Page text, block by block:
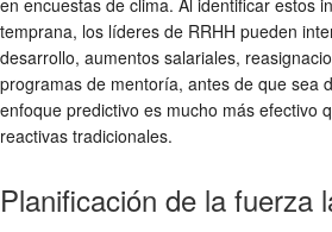
temprana, los líderes de RRHH pueden
desarrollo, aumentos salariales,
programas de mentoría, antes de que sea
enfoque predictivo es mucho más efectivo
reactivas tradicionales.
Planificación de la fuerza